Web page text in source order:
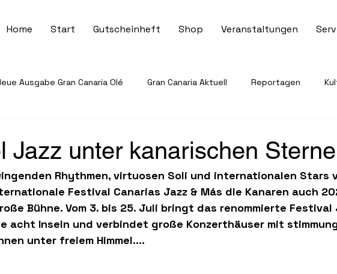
Home Start Gutscheinheft Shop Veranstaltungen
Ausgabe Gran Canaria Olé Gran Canaria Aktuell Reportagen
Spotlight Service & Informationen Gesundheit & Notfallhilfe Recht
Jazz unter kanarischen
Rhythmen, virtuosen Soli und internationalen Stars
Festival Canarias Jazz & Más die Kanaren auch
Bühne. Vom 3. bis 25. Juli bringt das renommierte Festival
acht Inseln und verbindet große Konzerthäuser mit
unter freiem Himmel....